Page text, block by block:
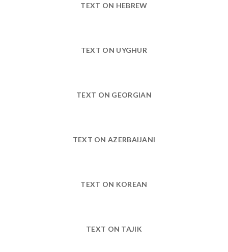
TEXT ON HEBREW
TEXT ON UYGHUR
TEXT ON GEORGIAN
TEXT ON AZERBAIJANI
TEXT ON KOREAN
TEXT ON TAJIK